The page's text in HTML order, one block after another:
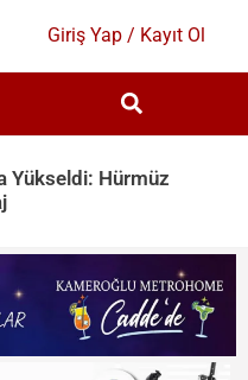
Giriş Yap / Kayıt Ol
Yükseldi: Hürmüz